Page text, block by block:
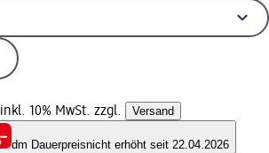
inkl. 10% MwSt. zzgl. Versand
dm Dauerpreisnicht erhöht seit 22.04.2026